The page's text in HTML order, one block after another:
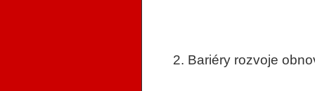
2. Bariéry rozvoje